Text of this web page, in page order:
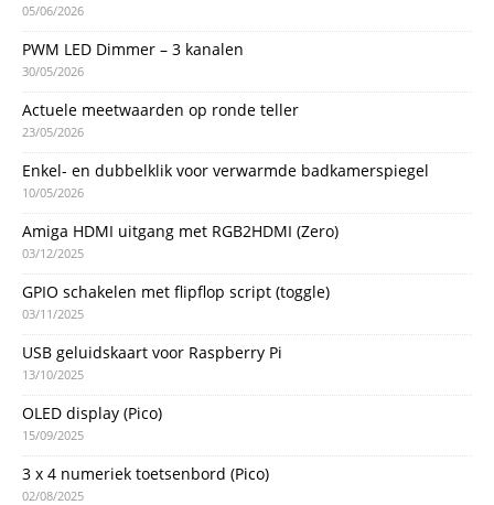
05/06/2026
PWM LED Dimmer – 3 kanalen
30/05/2026
Actuele meetwaarden op ronde teller
23/05/2026
Enkel- en dubbelklik voor verwarmde badkamerspiegel
10/05/2026
Amiga HDMI uitgang met RGB2HDMI (Zero)
03/12/2025
GPIO schakelen met flipflop script (toggle)
03/11/2025
USB geluidskaart voor Raspberry Pi
13/10/2025
OLED display (Pico)
15/09/2025
3 x 4 numeriek toetsenbord (Pico)
02/08/2025